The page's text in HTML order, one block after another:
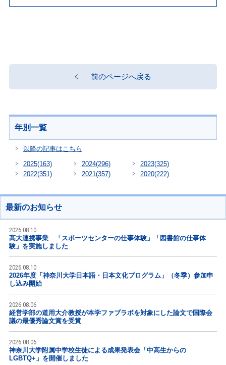
前のページへ戻る
年別一覧
以降の記事はこちら
2025(163) 2024(296) 2023(325)
2022(351) 2021(357) 2020(222)
最新のお知らせ
2026.08.10
高大連携事業 「スポーツセンターの仕事体験」「図書館の仕事体
験」を実施しました
2026.08.10
2026年度「神奈川大学日本語・日本文化プログラム」（冬季）参加申
し込み開始
2026.08.06
経営学部の道用大介教授が本学ファブラボを対象にした論文で国際会
議の最優秀論文賞を受賞
2026.08.06
神奈川大学附属中学校生徒による成果発表会「中高生からの
LGBTQ+」を開催しました